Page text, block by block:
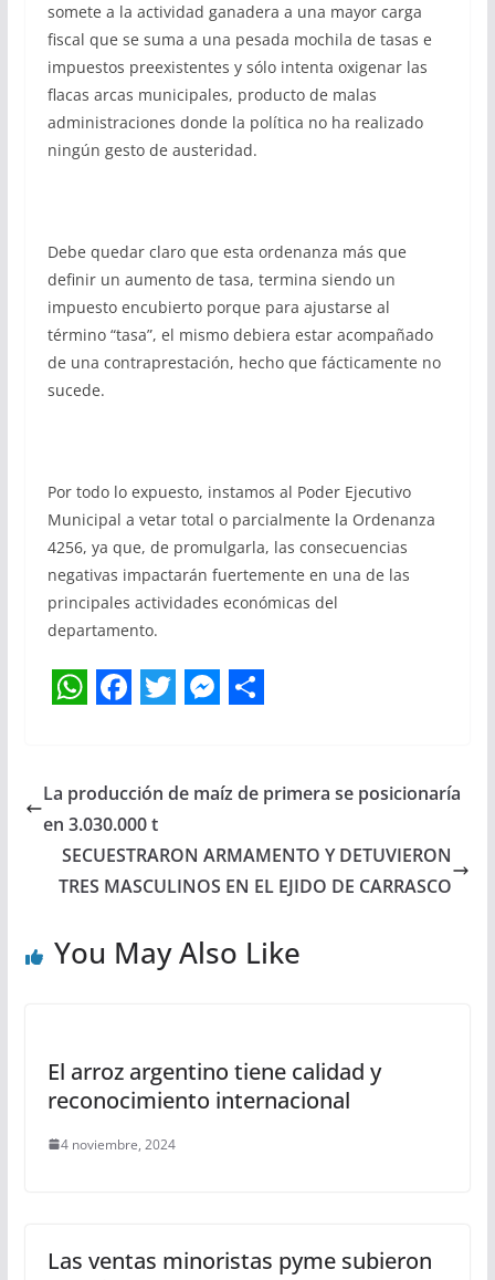
somete a la actividad ganadera a una mayor carga
fiscal que se suma a una pesada mochila de tasas e
impuestos preexistentes y sólo intenta oxigenar las
flacas arcas municipales, producto de malas
administraciones donde la política no ha realizado
ningún gesto de austeridad.
Debe quedar claro que esta ordenanza más que
definir un aumento de tasa, termina siendo un
impuesto encubierto porque para ajustarse al
término “tasa”, el mismo debiera estar acompañado
de una contraprestación, hecho que fácticamente no
sucede.
Por todo lo expuesto, instamos al Poder Ejecutivo
Municipal a vetar total o parcialmente la Ordenanza
4256, ya que, de promulgarla, las consecuencias
negativas impactarán fuertemente en una de las
principales actividades económicas del
departamento.
a
t
s
A
p
p
c
e
b
o
o
k
i
t
t
e
s
e
n
g
e
a
e
La producción de maíz de primera se posicionaría
en 3.030.000 t
SECUESTRARON ARMAMENTO Y DETUVIERON
TRES MASCULINOS EN EL EJIDO DE CARRASCO
You May Also Like
El arroz argentino tiene calidad y
reconocimiento internacional
4 noviembre, 2024
Las ventas minoristas pyme subieron